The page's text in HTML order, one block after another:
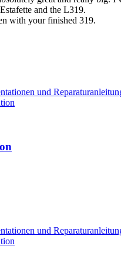
and the L319.
with your finished 319.
und
und